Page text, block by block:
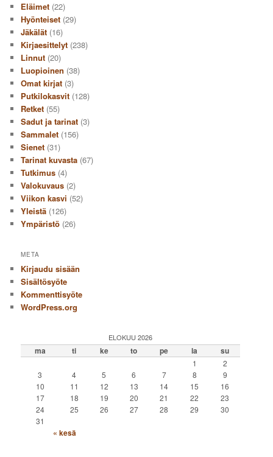
Eläimet (22)
Hyönteiset (29)
Jäkälät (16)
Kirjaesittelyt (238)
Linnut (20)
Luopioinen (38)
Omat kirjat (3)
Putkilokasvit (128)
Retket (55)
Sadut ja tarinat (3)
Sammalet (156)
Sienet (31)
Tarinat kuvasta (67)
Tutkimus (4)
Valokuvaus (2)
Viikon kasvi (52)
Yleistä (126)
Ympäristö (26)
META
Kirjaudu sisään
Sisältösyöte
Kommenttisyöte
WordPress.org
ELOKUU 2026
ma ti ke to pe la su
1
2
3
4 5 6 7 8
9
10
11 12 13 14 15
16
17
18 19 20 21 22
23
24
25 26 27 28 29
30
31
« kesä